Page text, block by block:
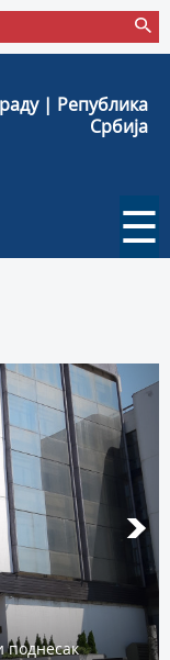
| Република
Србија
☰
поднесак